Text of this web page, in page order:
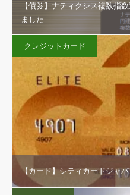
【債券】ナティクシス複数指
ました
クレジットカード
【カード】シティカードジャ